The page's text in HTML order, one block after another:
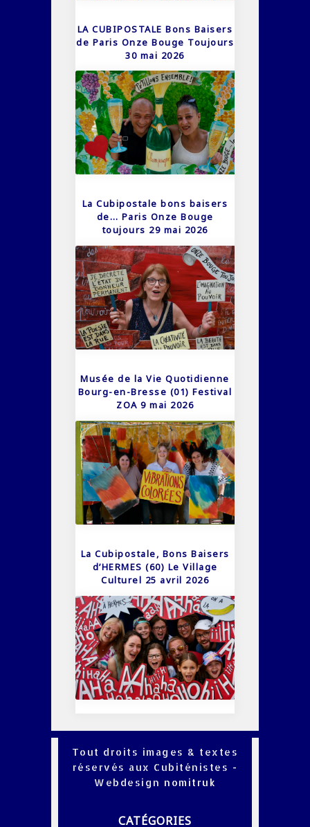
LA CUBIPOSTALE Bons Baisers
de Paris Onze Bouge Toujours
30 mai 2026
La Cubipostale bons baisers
de… Paris Onze Bouge
toujours 29 mai 2026
Musée de la Vie Quotidienne
Bourg-en-Bresse (01) Festival
ZOA 9 mai 2026
La Cubipostale, Bons Baisers
d’HERMES (60) Le Village
Culturel 25 avril 2026
Tout droits images & textes
réservés aux Cubiténistes -
Webdesign nomitruk
CATÉGORIES